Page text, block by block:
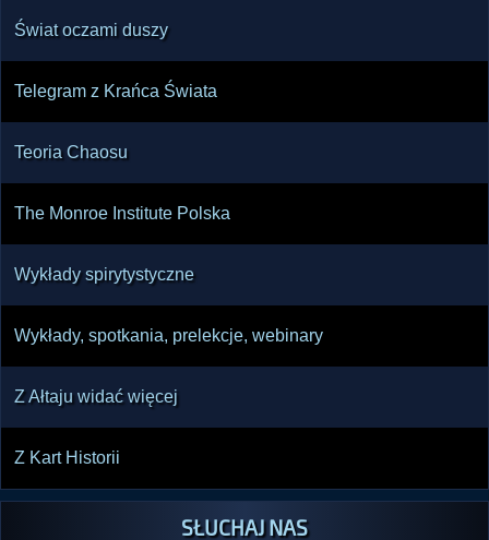
Świat oczami duszy
Telegram z Krańca Świata
Teoria Chaosu
The Monroe Institute Polska
Wykłady spirytystyczne
Wykłady, spotkania, prelekcje, webinary
Z Ałtaju widać więcej
Z Kart Historii
SŁUCHAJ NAS